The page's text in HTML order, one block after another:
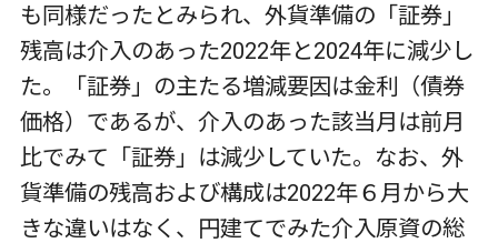
も同様だったとみられ、外貨準備の「証券」
残高は介入のあった2022年と2024年に減少し
た。「証券」の主たる増減要因は金利（債券
価格）であるが、介入のあった該当月は前月
比でみて「証券」は減少していた。なお、外
貨準備の残高および構成は2022年６月から大
きな違いはなく、円建てでみた介入原資の総